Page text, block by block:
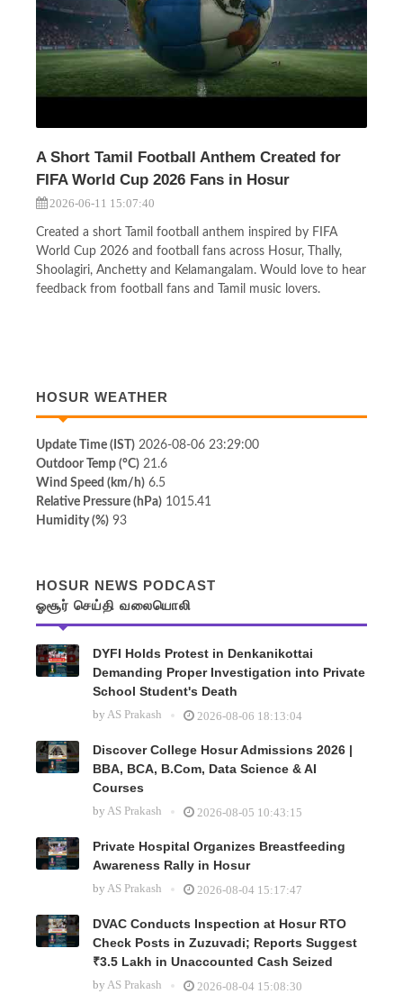
A Short Tamil Football Anthem Created for
FIFA World Cup 2026 Fans in Hosur
2026-06-11 15:07:40
Created a short Tamil football anthem inspired by FIFA
World Cup 2026 and football fans across Hosur, Thally,
Shoolagiri, Anchetty and Kelamangalam. Would love to hear
feedback from football fans and Tamil music lovers.
HOSUR WEATHER
Update Time (IST) 2026-08-06 23:29:00
Outdoor Temp (°C) 21.6
Wind Speed (km/h) 6.5
Relative Pressure (hPa) 1015.41
Humidity (%) 93
HOSUR NEWS PODCAST
ஓசூர் செய்தி வலையொலி
DYFI Holds Protest in Denkanikottai
Demanding Proper Investigation into Private
School Student's Death
by AS Prakash 2026-08-06 18:13:04
Discover College Hosur Admissions 2026 |
BBA, BCA, B.Com, Data Science & AI
Courses
by AS Prakash 2026-08-05 10:43:15
Private Hospital Organizes Breastfeeding
Awareness Rally in Hosur
by AS Prakash 2026-08-04 15:17:47
DVAC Conducts Inspection at Hosur RTO
Check Posts in Zuzuvadi; Reports Suggest
₹3.5 Lakh in Unaccounted Cash Seized
by AS Prakash 2026-08-04 15:08:30